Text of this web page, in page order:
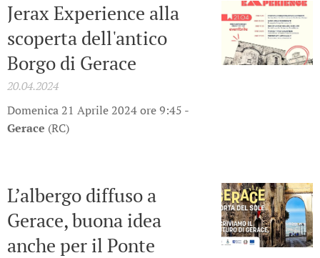
Jerax Experience alla
scoperta dell'antico
Borgo di Gerace
20.04.2024
Domenica 21 Aprile 2024 ore 9:45 -
Gerace (RC)
L’albergo diffuso a
Gerace, buona idea
anche per il Ponte